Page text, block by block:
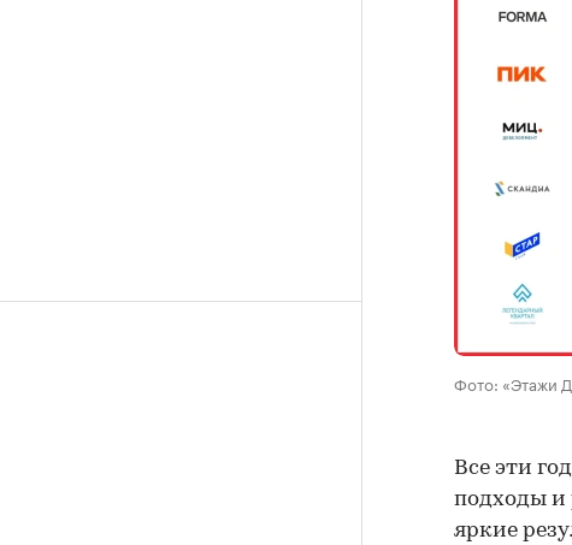
Фото: «Этажи
Все эти
подходы и
яркие